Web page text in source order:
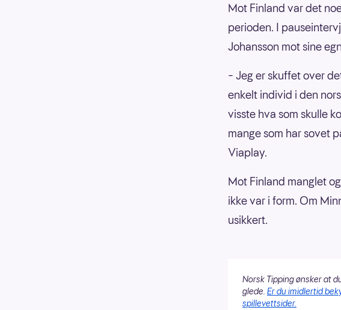
Mot Finland var det
perioden. I
Johansson mot sine
– Jeg er skuffet over
enkelt individ i den
visste hva som skulle
mange som har sovet
Viaplay.
Mot Finland manglet
ikke var i form. Om
usikkert.
Norsk Tipping ønsker at
glede. Er du imidlertid
spillevettsider.